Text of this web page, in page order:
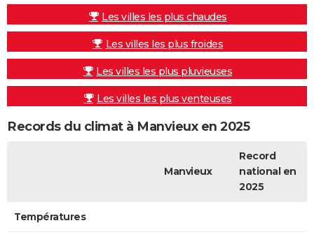
Les villes les plus chaudes
Les villes les plus froides
Les villes les plus pluvieuses
Les villes les plus venteuses
Records du climat à Manvieux en 2025
Manvieux
Record
national en
2025
Températures